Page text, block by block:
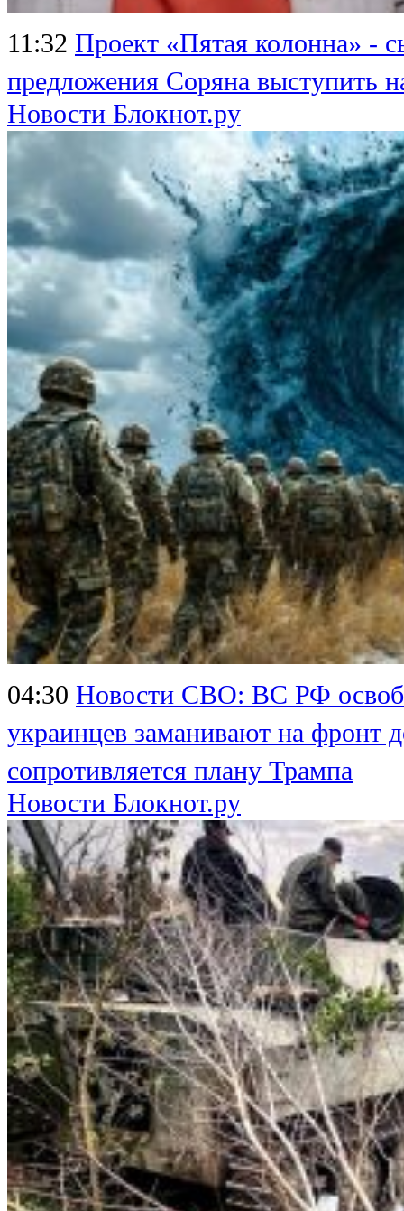
11:32 Проект «Пятая колонна» -
предложения Соряна выступить
Новости Блокнот.ру
04:30 Новости СВО: ВС РФ
украинцев заманивают на фронт
сопротивляется плану Трампа
Новости Блокнот.ру